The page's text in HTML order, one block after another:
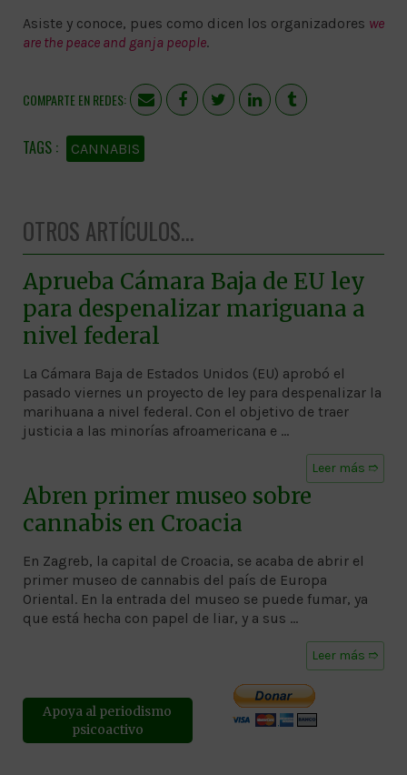
Asiste y conoce, pues como dicen los organizadores we
are the peace and ganja people.
COMPARTE EN REDES:
CANNABIS
OTROS ARTÍCULOS...
Aprueba Cámara Baja de EU ley
para despenalizar mariguana a
nivel federal
La Cámara Baja de Estados Unidos (EU) aprobó el
pasado viernes un proyecto de ley para despenalizar la
marihuana a nivel federal. Con el objetivo de traer
justicia a las minorías afroamericana e …
Leer más ➱
Abren primer museo sobre
cannabis en Croacia
En Zagreb, la capital de Croacia, se acaba de abrir el
primer museo de cannabis del país de Europa
Oriental. En la entrada del museo se puede fumar, ya
que está hecha con papel de liar, y a sus …
Leer más ➱
Apoya al periodismo
psicoactivo